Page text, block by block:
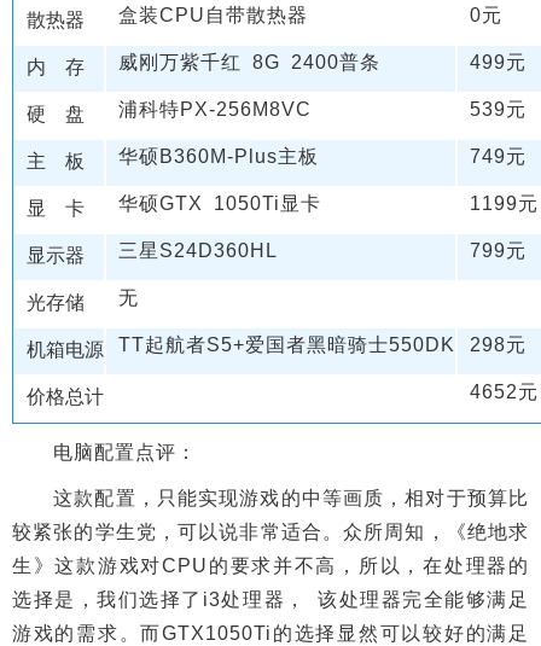
散热器 盒装CPU自带散热器 0元
内 存 威刚万紫千红 8G 2400普条 499元
硬 盘 浦科特PX-256M8VC 539元
主 板 华硕B360M-Plus主板 749元
显 卡 华硕GTX 1050Ti显卡 1199元
显示器 三星S24D360HL 799元
光存储 无
机箱电源 TT起航者S5+爱国者黑暗骑士550DK 298元
价格总计 4652元
电脑配置点评：
这款配置，只能实现游戏的中等画质，相对于预算比
较紧张的学生党，可以说非常适合。众所周知，《绝地求
生》这款游戏对CPU的要求并不高，所以，在处理器的
选择是，我们选择了i3处理器， 该处理器完全能够满足
游戏的需求。而GTX1050Ti的选择显然可以较好的满足